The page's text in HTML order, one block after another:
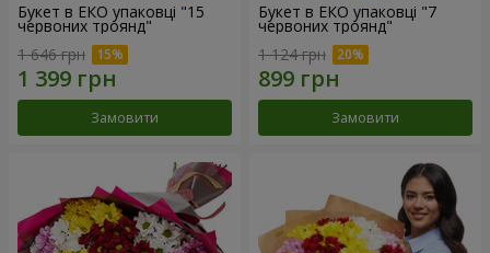
Букет в ЕКО упаковці "15
червоних троянд"
1 646 грн
Замовити
Букет в ЕКО упаковці "7
червоних троянд"
1 124 грн
Замовити